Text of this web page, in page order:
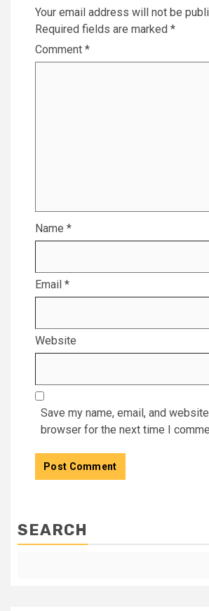
Your email address will not be
Required fields are marked *
Comment *
Name *
Email *
Website
Save my name, email, and
browser for the next time I
SEARCH